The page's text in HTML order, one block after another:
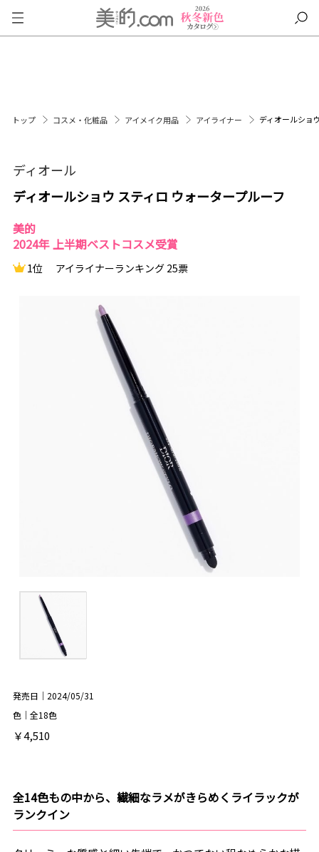
トップ コスメ・化粧品 アイメイク用品 アイライナー ディオールショ
ディオール
ディオールショウ スティロ ウォータープルーフ
美的
2024年 上半期ベストコスメ受賞
1位 アイライナーランキング 25票
発売日｜2024/05/31
色｜全18色
￥4,510
全14色もの中から、繊細なラメがきらめくライラックが
ランクイン